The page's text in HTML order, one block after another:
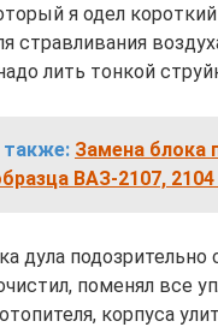
я одел
стравливания
лить тонкой
также: Замена блока
ВАЗ-2107, 2104
дула
поменял все
корпуса